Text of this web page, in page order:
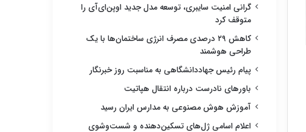
گرانی امنیت سایبری، توسعه مدل جدید اوپن‌ای‌آی را
متوقف کرد
کاهش ۲۹ درصدی مصرف انرژی ساختمان‌ها با یک
طراحی هوشمند
پیام رئیس جهاددانشگاهی به مناسبت روز خبرنگار
باورهای نادرست درباره انتقال هپاتیت
آموزش هوش مصنوعی به مدارس ایران رسید
اعلام اسامی ژل‌های تسکین‌دهنده و شست‌وشوی